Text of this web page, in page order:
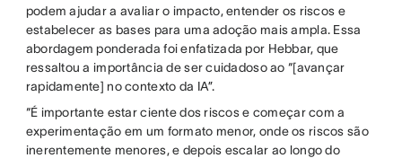
podem ajudar a avaliar o impacto, entender os riscos e
estabelecer as bases para uma adoção mais ampla. Essa
abordagem ponderada foi enfatizada por Hebbar, que
ressaltou a importância de ser cuidadoso ao “[avançar
rapidamente] no contexto da IA”.
“É importante estar ciente dos riscos e começar com a
experimentação em um formato menor, onde os riscos são
inerentemente menores, e depois escalar ao longo do